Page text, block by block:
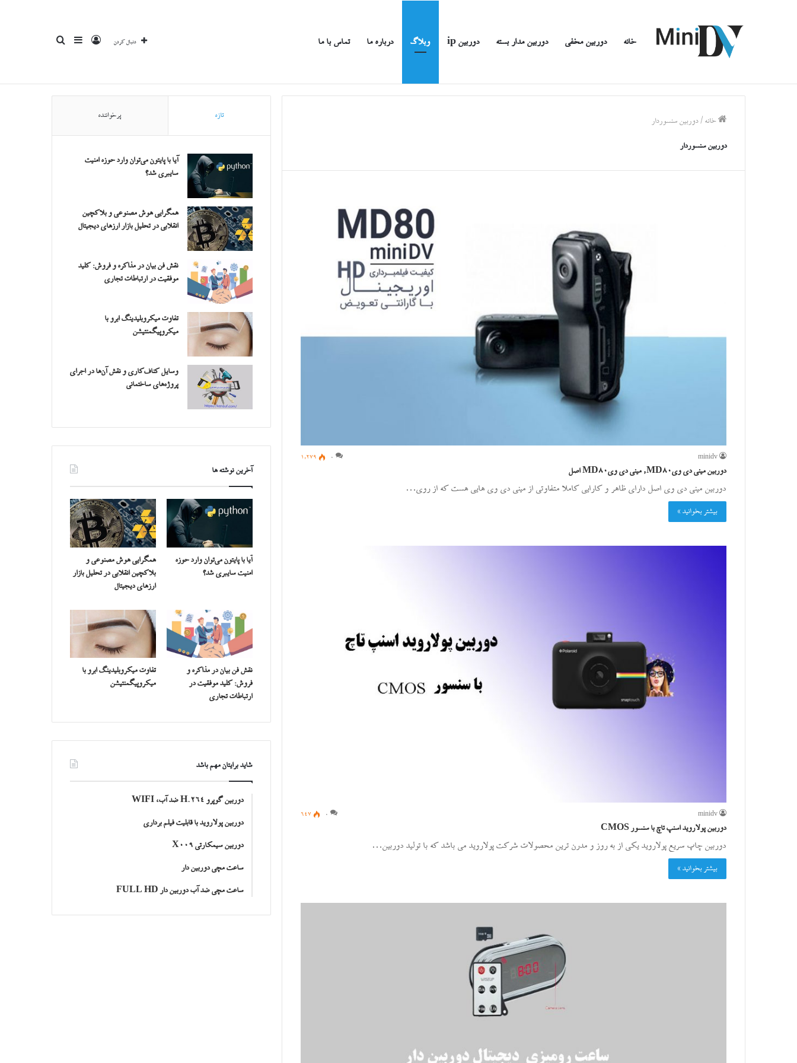
خانه دوربین مخفی دوربین مدار بسته دوربین ip وبلاگ درباره ما تماس با ما جستجوسایدبار ورود دنبال کردن
خانه /دوربین سنسوردار
دوربین سنسوردار
minidv
0
1,279
دوربین مینی دی ویMD80, مینی دی ویMD80 اصل
دوربین مینی دی وی اصل دارای ظاهر و کارایی کاملا متفاوتی از مینی دی وی هایی هست که از روی…
بیشتر بخوانید »
minidv
0
647
دوربین پولاروید اسنپ تاچ با سنسور CMOS
دوربین چاپ سریع پولاروید یکی از به روز و مدرن ترین محصولات شرکت پولاروید می باشد که با تولید دوربین…
بیشتر بخوانید »
تازه پرخواننده
آیا با پایتون می‌توان وارد حوزه امنیت
سایبری شد؟
همگرایی هوش مصنوعی و بلاکچین
انقلابی در تحلیل بازار ارزهای دیجیتال
نقش فن بیان در مذاکره و فروش: کلید
موفقیت در ارتباطات تجاری
تفاوت میکروبلیدینگ ابرو با
میکروپیگمنتیشن
وسایل کناف‌کاری و نقش آن‌ها در اجرای
پروژه‌های ساختمانی
آخرین نوشته ها
آیا با پایتون می‌توان وارد حوزه
امنیت سایبری شد؟
همگرایی هوش مصنوعی و
بلاکچین انقلابی در تحلیل بازار
ارزهای دیجیتال
نقش فن بیان در مذاکره و
فروش: کلید موفقیت در
ارتباطات تجاری
تفاوت میکروبلیدینگ ابرو با
میکروپیگمنتیشن
شاید برایتان مهم باشد
دوربین گوپرو H.264 ضد آب، WIFI
دوربین پولاروید با قابلیت فیلم برداری
دوربین سیمکارتی X009
ساعت مچی دوربین دار
ساعت مچی ضد آب دوربین دار FULL HD